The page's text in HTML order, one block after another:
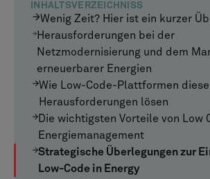
INHALTSVERZEICHNISS
Wenig Zeit? Hier ist ein kurzer
Herausforderungen bei der
Netzmodernisierung und dem
erneuerbarer Energien
Wie Low-Code-Plattformen diese
Herausforderungen lösen
Die wichtigsten Vorteile von Low
Energiemanagement
Strategische Überlegungen zur
Low-Code in Energy